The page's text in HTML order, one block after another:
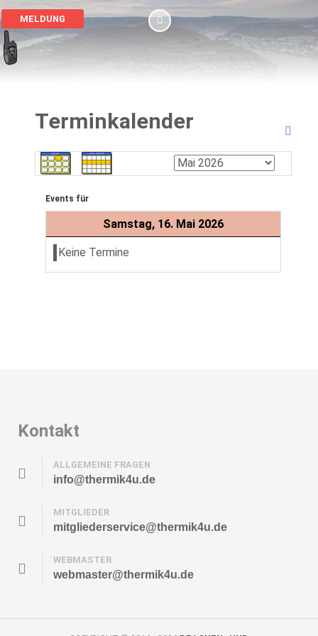
MELDUNG
Terminkalender
Events für
Samstag, 16. Mai 2026
Keine Termine
Kontakt
ALLGEMEINE FRAGEN
info@thermik4u.de
MITGLIEDER
mitgliederservice@thermik4u.de
WEBMASTER
webmaster@thermik4u.de